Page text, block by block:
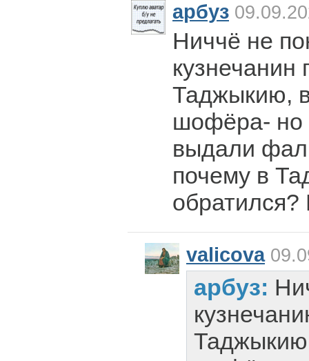
арбуз
Ниччё не
кузнечанин
Таджыкию,
шофёра- но
выдали
почему в
valicova
арбуз: